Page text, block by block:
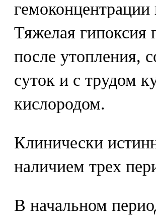
гемоконцентрации
Тяжелая гипоксия
после утопления,
суток и с трудом
кислородом.
Клинически
наличием трех
В начальном